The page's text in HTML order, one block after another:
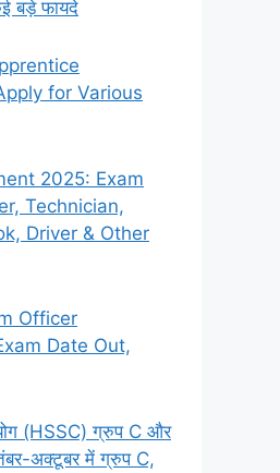
बड़े फायदे
for Various
2025: Exam
Technician,
Driver & Other
Officer
Date Out,
(HSSC) ग्रुप C और
अक्टूबर में ग्रुप C,